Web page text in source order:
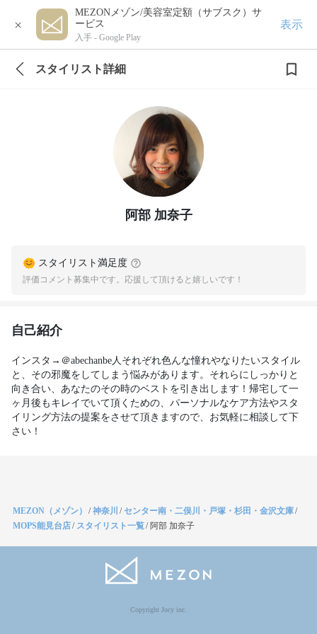
×
MEZONメゾン/美容室定額（サブスク）サ
ービス
入手 - Google Play
表示
スタイリスト詳細
阿部 加奈子
スタイリスト満足度
評価コメント募集中です。応援して頂けると嬉しいです！
自己紹介
インスタ→＠abechanbe人それぞれ色んな憧れやなりたいスタイル
と、その邪魔をしてしまう悩みがあります。それらにしっかりと
向き合い、あなたのその時のベストを引き出します！帰宅して一
ヶ月後もキレイでいて頂くための、パーソナルなケア方法やスタ
イリング方法の提案をさせて頂きますので、お気軽に相談して下
さい！
MEZON（メゾン） /神奈川 /センター南・二俣川・戸塚・杉田・金沢文庫/
MOPS能見台店/ スタイリスト一覧/ 阿部 加奈子
Copyright Jocy inc.